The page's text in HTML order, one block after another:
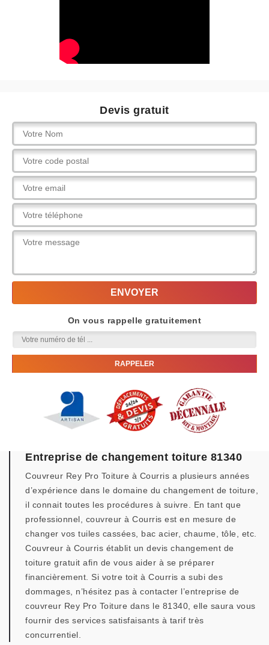
Devis gratuit
On vous rappelle gratuitement
Entreprise de changement toiture 81340
Couvreur Rey Pro Toiture à Courris a plusieurs années
d’expérience dans le domaine du changement de toiture,
il connait toutes les procédures à suivre. En tant que
professionnel, couvreur à Courris est en mesure de
changer vos tuiles cassées, bac acier, chaume, tôle, etc.
Couvreur à Courris établit un devis changement de
toiture gratuit afin de vous aider à se préparer
financièrement. Si votre toit à Courris a subi des
dommages, n’hésitez pas à contacter l’entreprise de
couvreur Rey Pro Toiture dans le 81340, elle saura vous
fournir des services satisfaisants à tarif très
concurrentiel.